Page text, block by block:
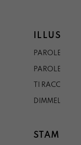
PAROLE DAL
PAROLE DA
TI
DIMMELO
STAMPE